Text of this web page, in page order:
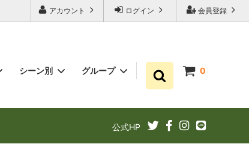
会員登録
ログイン
アカウント
0
シーン別 グループ
公式HP